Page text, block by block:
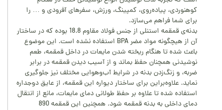
کوهنوردی، پیاده‌روی، کمپینگ، ورزش، سفر‌های آفرودی و … را
برای شما فراهم می‌سازد.
بدنه‌ی قمقمه استنلی از جنس فولاد مقاوم 18.8 بوده که در ساختار
آن از هیچگونه مواد مضر BPA استفاده نشده است. این موضوع
باعث شده تا هنگام ریخته شدن مایعات در داخل قمقمه، طعم
نوشیدنی همچنان حفظ بماند و از آسیب دیدن قمقمه در برابر
ضربه، و زنگ‌زدن بدنه در شرایط آب‌وهوایی مختلف نیز جلوگیری
نماید. علاوه‌براین برای ساختار دیواره این قمقمه، از عایق دوجداره
استفاده شده تا علاوه بر حفظ طولانی دمای مایعات، مانع از انتقال
دمای داخلی به بدنه قمقمه شود. همچنین این قمقمه 890